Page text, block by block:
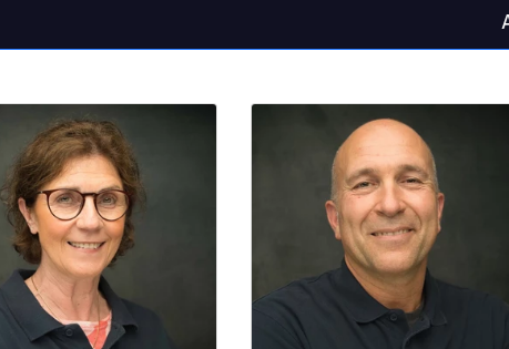
Achtung: von